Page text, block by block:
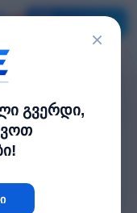
×
გვერდი,
მხარდაჭერით